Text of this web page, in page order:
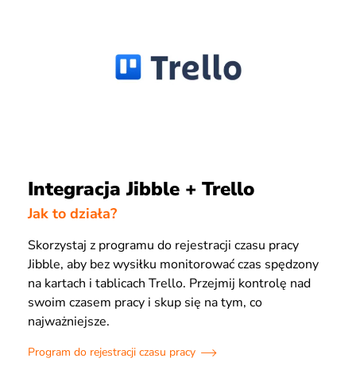
Integracja Jibble + Trello
Jak to działa?
Skorzystaj z programu do rejestracji czasu pracy
Jibble, aby bez wysiłku monitorować czas spędzony
na kartach i tablicach Trello. Przejmij kontrolę nad
swoim czasem pracy i skup się na tym, co
najważniejsze.
Program do rejestracji czasu pracy